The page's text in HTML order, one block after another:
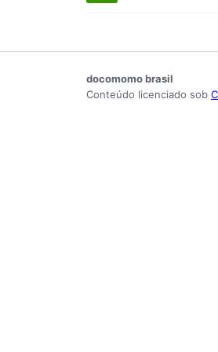
docomomo brasil
Conteúdo licenciado sob